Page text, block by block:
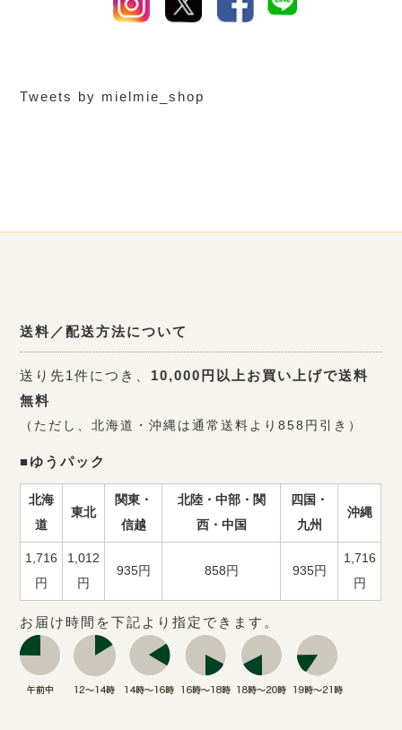
Tweets by mielmie_shop
送料／配送方法について
送り先1件につき、 10,000円以上お買い上げで送料
無料
（ただし、北海道・沖縄は通常送料より858円引き）
■ゆうパック
北海
道
東北
関東・
信越
北陸・中部・関
西・中国
四国・
九州
沖縄
1,716
円
1,012
円
935円 858円 935円
1,716
円
お届け時間を下記より指定できます。